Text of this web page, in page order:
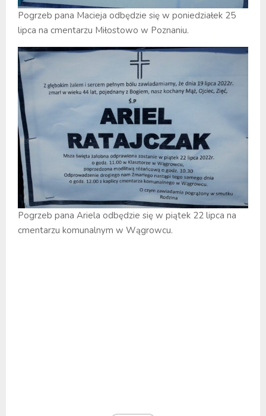
Pogrzeb pana Macieja odbędzie się w poniedziałek 25
lipca na cmentarzu Miłostowo w Poznaniu.
Pogrzeb pana Ariela odbędzie się w piątek 22 lipca na
cmentarzu komunalnym w Wągrowcu.